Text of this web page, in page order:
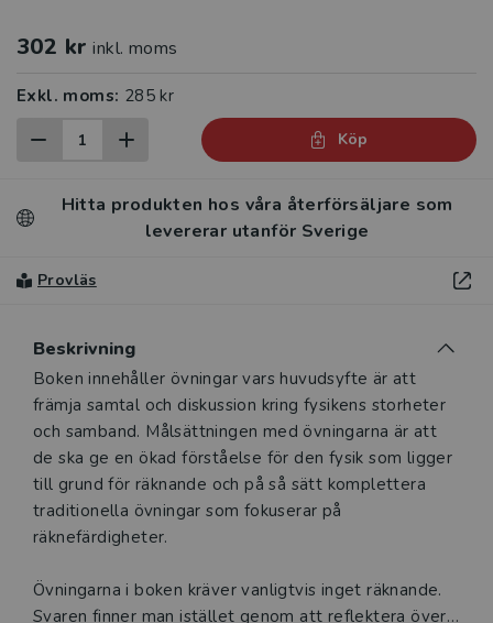
302 kr inkl. moms
Exkl. moms: 285 kr
Köp
Hitta produkten hos våra återförsäljare som
levererar utanför Sverige
Provläs
Beskrivning
Beskrivning
Boken innehåller övningar vars huvudsyfte är att
främja samtal och diskussion kring fysikens storheter
och samband. Målsättningen med övningarna är att
de ska ge en ökad förståelse för den fysik som ligger
till grund för räknande och på så sätt komplettera
traditionella övningar som fokuserar på
räknefärdigheter.
Övningarna i boken kräver vanligtvis inget räknande.
Svaren finner man istället genom att reflektera över